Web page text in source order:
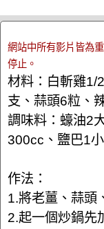
網站中所有影片皆為
停止。
材料：白斬雞1/
支、蒜頭6粒、
調味料：蠔油2
300cc、鹽巴1
作法：
1.將老薑、蒜頭
2.起一個炒鍋先